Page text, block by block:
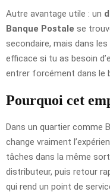
Autre avantage utile : un
Banque Postale se
secondaire, mais dans
efficace si tu as besoin
entrer forcément dans le
Pourquoi cet
Dans un quartier comme
change vraiment
tâches dans la même
distributeur, puis retour
qui rend un point de